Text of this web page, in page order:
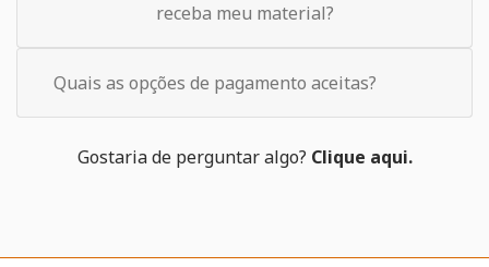
receba meu material?
Quais as opções de pagamento aceitas?
Gostaria de perguntar algo? Clique aqui.